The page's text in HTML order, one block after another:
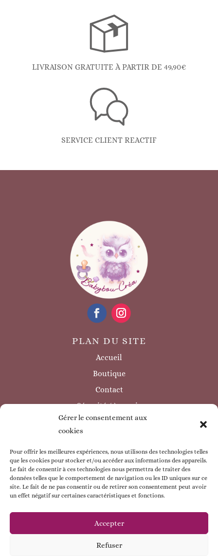
Gérer le consentement aux
cookies
Pour offrir les meilleures expériences, nous utilisons des technologies telles
que les cookies pour stocker et/ou accéder aux informations des appareils.
Le fait de consentir à ces technologies nous permettra de traiter des
données telles que le comportement de navigation ou les ID uniques sur ce
site. Le fait de ne pas consentir ou de retirer son consentement peut avoir
un effet négatif sur certaines caractéristiques et fonctions.
Accepter
Refuser
LIVRAISON GRATUITE À PARTIR DE 49,90€
SERVICE CLIENT REACTIF
PLAN DU SITE
Accueil
Boutique
Contact
Sécurité / à savoir
INFORMATIONS LÉGALES
Mentions légales
Politique de confidentialité
Politique de cookie
CGV
ESPACE CLIENT
Mon compte
Mes coordonnées